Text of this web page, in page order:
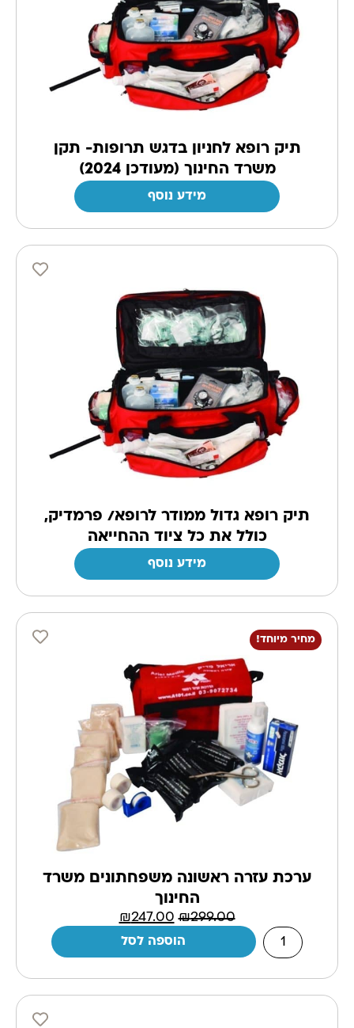
תיק רופא לחניון בדגש תרופות- תקן
משרד החינוך (מעודכן 2024)
מידע נוסף
תיק רופא גדול ממודר לרופא/ פרמדיק,
כולל את כל ציוד ההחייאה
מידע נוסף
מחיר מיוחד!
ערכת עזרה ראשונה משפחתונים משרד
החינוך
₪299.00
₪247.00
הוספה לסל